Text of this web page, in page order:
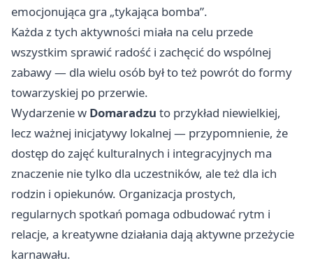
emocjonująca gra „tykająca bomba”.
Każda z tych aktywności miała na celu przede
wszystkim sprawić radość i zachęcić do wspólnej
zabawy — dla wielu osób był to też powrót do formy
towarzyskiej po przerwie.
Wydarzenie w Domaradzu to przykład niewielkiej,
lecz ważnej inicjatywy lokalnej — przypomnienie, że
dostęp do zajęć kulturalnych i integracyjnych ma
znaczenie nie tylko dla uczestników, ale też dla ich
rodzin i opiekunów. Organizacja prostych,
regularnych spotkań pomaga odbudować rytm i
relacje, a kreatywne działania dają aktywne przeżycie
karnawału.